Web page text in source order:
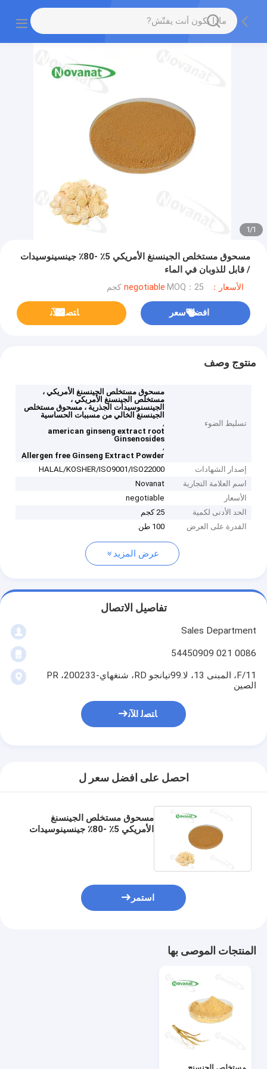
1
/
1
مسحوق مستخلص الجينسنغ الأمريكي 5٪ -80٪ ​​جينسينوسيدات
/ قابل للذوبان في الماء
الأسعار：negotiable MOQ：25 كجم
افضل سعر ﺎﺘﺼﻟ ﺍﻶﻧ
منتوج وصف
تسليط الضوء
مسحوق مستخلص الجينسنغ الأمريكي ،
مستخلص الجينسنغ الأمريكي ،
الجينسنوسيدات الجذرية ، مسحوق مستخلص
الجينسنغ الخالي من مسببات الحساسية
,
american ginseng extract root
Ginsenosides
,
Allergen free Ginseng Extract Powder
إصدار الشهادات
HALAL/KOSHER/ISO9001/ISO22000
اسم العلامة التجارية
Novanat
الأسعار
negotiable
الحد الأدنى لكمية
25 كجم
القدرة على العرض
100 طن
عرض المزيد
تفاصيل الاتصال
Sales Department
0086 021 54450909
11/F، المبنى 13، لا.99تيانجو RD، شنغهاي-200233، PR
الصين
ﺎﺘﺼﻟ ﺍﻶﻧ
احصل على افضل سعر ل
مسحوق مستخلص الجينسنغ
الأمريكي 5٪ -80٪ ​​جينسينوسيدات
استمر
المنتجات الموصى بها